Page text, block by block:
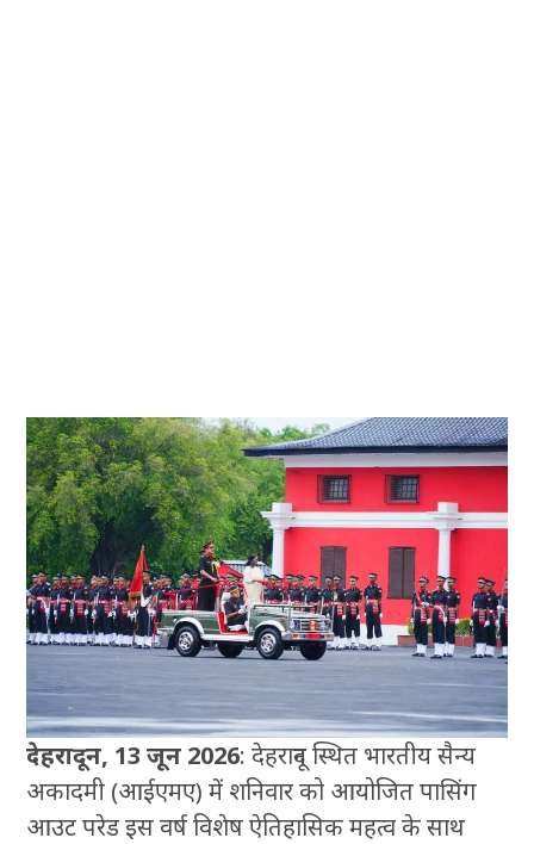
देहरादून, 13 जून 2026: देहरादून स्थित भारतीय सैन्य
अकादमी (आईएमए) में शनिवार को आयोजित पासिंग
आउट परेड इस वर्ष विशेष ऐतिहासिक महत्व के साथ